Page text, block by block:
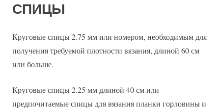
СПИЦЫ
Круговые спицы 2.75 мм или номером, необходимым для
получения требуемой плотности вязания, длиной 60 см
или больше.
Круговые спицы 2.25 мм длиной 40 см или
предпочитаемые спицы для вязания планки горловины и